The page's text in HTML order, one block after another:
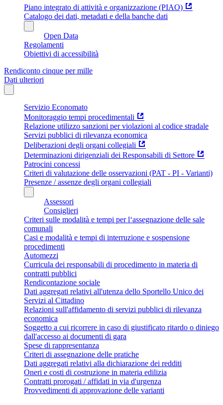
Piano integrato di attività e organizzazione (PIAO)
Catalogo dei dati, metadati e della banche dati
Open Data
Regolamenti
Obiettivi di accessibilità
Rendiconto cinque per mille
Dati ulteriori
Servizio Economato
Monitoraggio tempi procedimentali
Relazione utilizzo sanzioni per violazioni al codice stradale
Servizi pubblici di rilevanza economica
Deliberazioni degli organi collegiali
Determinazioni dirigenziali dei Responsabili di Settore
Patrocini concessi
Criteri di valutazione delle osservazioni (PAT - PI - Varianti)
Presenze / assenze degli organi collegiali
Assessori
Consiglieri
Criteri sulle modalità e tempi per l‘assegnazione delle sale
comunali
Casi e modalità e tempi di interruzione e sospensione
procedimenti
Automezzi
Curricula dei responsabili di procedimento in materia di
contratti pubblici
Rendicontazione sociale
Dati aggregati relativi all'utenza dello Sportello Unico dei
Servizi al Cittadino
Relazioni sull'affidamento di servizi pubblici di rilevanza
economica
Soggetto a cui ricorrere in caso di giustificato ritardo o diniego
dall'accesso ai documenti di gara
Spese di rappresentanza
Criteri di assegnazione delle pratiche
Dati aggregati relativi alla dichiarazione dei redditi
Oneri e costi di costruzione in materia edilizia
Contratti prorogati / affidati in via d'urgenza
Provvedimenti di approvazione delle varianti